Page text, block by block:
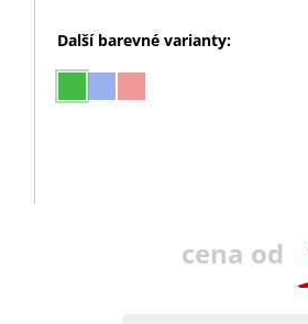
Další barevné varianty:
cena od